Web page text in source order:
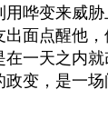
哗变来威
面点醒他，
一天之内就
变，是一